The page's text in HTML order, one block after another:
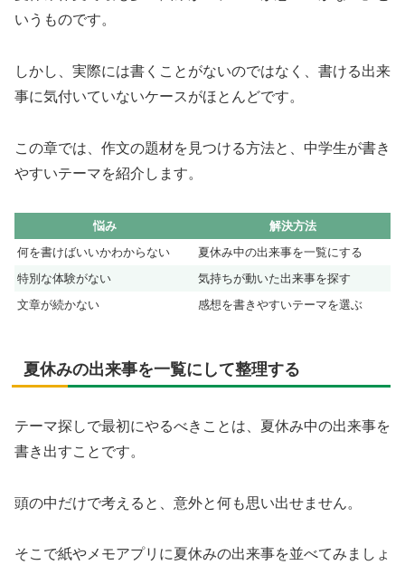
いうものです。
しかし、実際には書くことがないのではなく、書ける出来
事に気付いていないケースがほとんどです。
この章では、作文の題材を見つける方法と、中学生が書き
やすいテーマを紹介します。
悩み
解決方法
何を書けばいいかわからない
夏休み中の出来事を一覧にする
特別な体験がない
気持ちが動いた出来事を探す
文章が続かない
感想を書きやすいテーマを選ぶ
夏休みの出来事を一覧にして整理する
テーマ探しで最初にやるべきことは、夏休み中の出来事を
書き出すことです。
頭の中だけで考えると、意外と何も思い出せません。
そこで紙やメモアプリに夏休みの出来事を並べてみましょ